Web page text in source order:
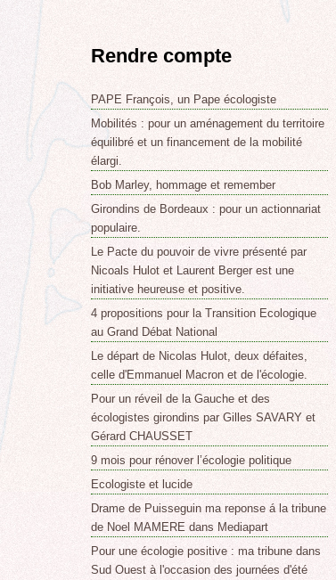
Rendre compte
PAPE François, un Pape écologiste
Mobilités : pour un aménagement du territoire
équilibré et un financement de la mobilité
élargi.
Bob Marley, hommage et remember
Girondins de Bordeaux : pour un actionnariat
populaire.
Le Pacte du pouvoir de vivre présenté par
Nicoals Hulot et Laurent Berger est une
initiative heureuse et positive.
4 propositions pour la Transition Ecologique
au Grand Débat National
Le départ de Nicolas Hulot, deux défaites,
celle d'Emmanuel Macron et de l'écologie.
Pour un réveil de la Gauche et des
écologistes girondins par Gilles SAVARY et
Gérard CHAUSSET
9 mois pour rénover l’écologie politique
Ecologiste et lucide
Drame de Puisseguin ma reponse á la tribune
de Noel MAMERE dans Mediapart
Pour une écologie positive : ma tribune dans
Sud Ouest à l'occasion des journées d'été